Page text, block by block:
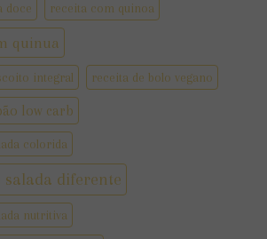
doce receita com quinoa
quinua
integral receita de bolo vegano
low carb
colorida
salada diferente
nutritiva